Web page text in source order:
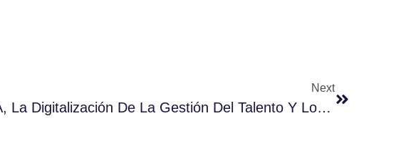
Next
BesTalent IA, La Digitalización De La Gestión Del Talento Y Los Recursos Humanos